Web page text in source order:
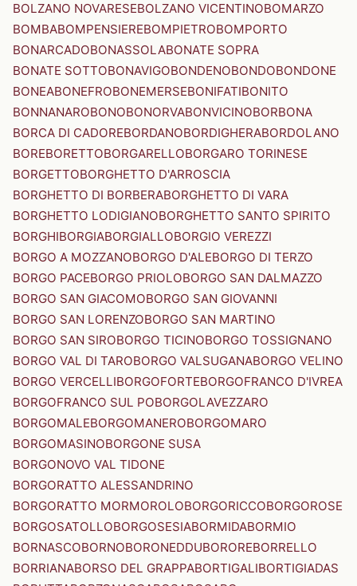
BOLZANO NOVARESEBOLZANO VICENTINOBOMARZO
BOMBABOMPENSIEREBOMPIETROBOMPORTO
BONARCADOBONASSOLABONATE SOPRA
BONATE SOTTOBONAVIGOBONDENOBONDOBONDONE
BONEABONEFROBONEMERSEBONIFATIBONITO
BONNANAROBONOBONORVABONVICINOBORBONA
BORCA DI CADOREBORDANOBORDIGHERABORDOLANO
BOREBORETTOBORGARELLOBORGARO TORINESE
BORGETTOBORGHETTO D'ARROSCIA
BORGHETTO DI BORBERABORGHETTO DI VARA
BORGHETTO LODIGIANOBORGHETTO SANTO SPIRITO
BORGHIBORGIABORGIALLOBORGIO VEREZZI
BORGO A MOZZANOBORGO D'ALEBORGO DI TERZO
BORGO PACEBORGO PRIOLOBORGO SAN DALMAZZO
BORGO SAN GIACOMOBORGO SAN GIOVANNI
BORGO SAN LORENZOBORGO SAN MARTINO
BORGO SAN SIROBORGO TICINOBORGO TOSSIGNANO
BORGO VAL DI TAROBORGO VALSUGANABORGO VELINO
BORGO VERCELLIBORGOFORTEBORGOFRANCO D'IVREA
BORGOFRANCO SUL POBORGOLAVEZZARO
BORGOMALEBORGOMANEROBORGOMARO
BORGOMASINOBORGONE SUSA
BORGONOVO VAL TIDONE
BORGORATTO ALESSANDRINO
BORGORATTO MORMOROLOBORGORICCOBORGOROSE
BORGOSATOLLOBORGOSESIABORMIDABORMIO
BORNASCOBORNOBORONEDDUBOROREBORRELLO
BORRIANABORSO DEL GRAPPABORTIGALIBORTIGIADAS